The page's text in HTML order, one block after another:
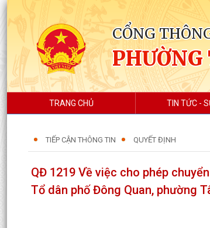
CỔNG
TRANG CHỦ TIN TỨC -
TIẾP CẬN THÔNG TIN QUYẾT ĐỊNH
QĐ 1219 Về việc cho phép
Tổ dân phố Đông Quan, phường